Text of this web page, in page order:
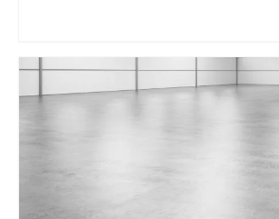
bezpośredni wpływ na smak, strukturę i
produktu – od złocistej, chrupiącej skórki
wilgotną teksturę ciasta. W jaki sposób
temperatury wpływa na wypieki? Jakie
piekarnicze staje się standardem w branży.